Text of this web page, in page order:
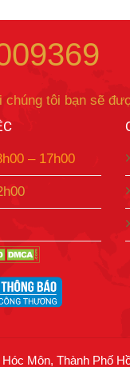
chúng tôi bạn sẽ
– 17h00
Môn, Thành Phố